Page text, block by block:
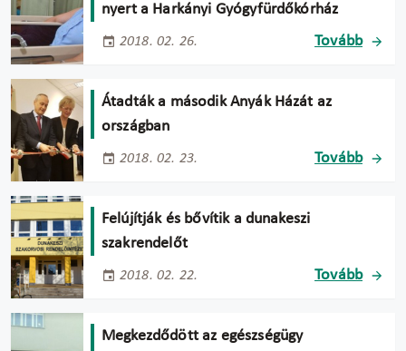
nyert a Harkányi Gyógyfürdőkórház
2018. 02. 26. Tovább
Átadták a második Anyák Házát az
országban
2018. 02. 23. Tovább
Felújítják és bővítik a dunakeszi
szakrendelőt
2018. 02. 22. Tovább
Megkezdődött az egészségügy